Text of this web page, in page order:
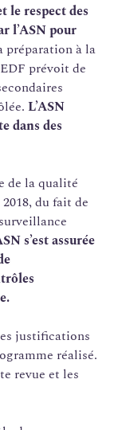
le respect des
l’ASN pour
préparation à la
prévoit de
L’ASN
dans des
de la qualité
du fait de
s’est assurée
justifications
réalisé.
revue et les